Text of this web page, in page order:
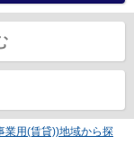
業用(賃貸))地域から探